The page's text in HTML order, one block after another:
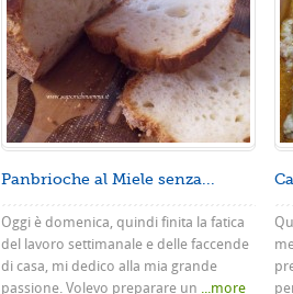
Panbrioche al Miele senza...
Oggi è domenica, quindi finita la fatica
del lavoro settimanale e delle faccende
di casa, mi dedico alla mia grande
passione. Volevo preparare un ...more